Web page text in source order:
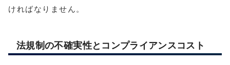
ければなりません。
法規制の不確実性とコンプライアンスコスト